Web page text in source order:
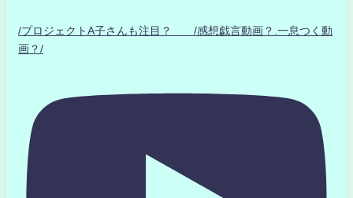
/プロジェクトA子さんも注目？ /感想戯言動画？.一息つく動
画？/